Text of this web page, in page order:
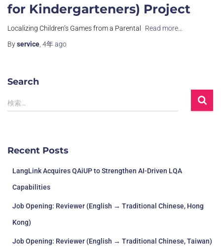
for Kindergarteners) Project
Localizing Children’s Games from a Parental
Read more…
Byservice, 4年ago
Search
検索…
Recent Posts
LangLink Acquires QAiUP to Strengthen AI-Driven LQA
Capabilities
Job Opening: Reviewer (English → Traditional Chinese, Hong
Kong)
Job Opening: Reviewer (English → Traditional Chinese, Taiwan)